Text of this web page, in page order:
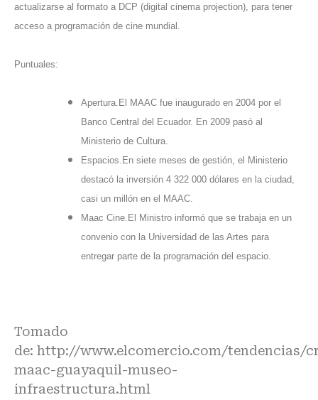
actualizarse al formato a DCP (digital cinema projection), para tener
acceso a programación de cine mundial.
Puntuales:
Apertura.El MAAC fue inaugurado en 2004 por el
Banco Central del Ecuador. En 2009 pasó al
Ministerio de Cultura.
Espacios.En siete meses de gestión, el Ministerio
destacó la inversión 4 322 000 dólares en la ciudad,
casi un millón en el MAAC.
Maac Cine.El Ministro informó que se trabaja en un
convenio con la Universidad de las Artes para
entregar parte de la programación del espacio.
Tomado
de: http://www.elcomercio.com/tendencias/
maac-guayaquil-museo-
infraestructura.html